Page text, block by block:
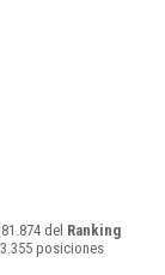
del Ranking
posiciones